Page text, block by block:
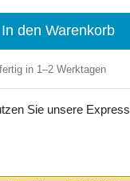
In den Warenkorb
in 1–2 Werktagen
Sie unsere